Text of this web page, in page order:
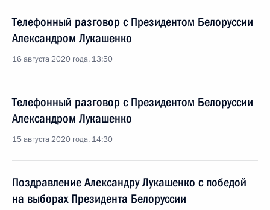
Телефонный разговор с Президентом Белоруссии
Александром Лукашенко
16 августа 2020 года, 13:50
Телефонный разговор с Президентом Белоруссии
Александром Лукашенко
15 августа 2020 года, 14:30
Поздравление Александру Лукашенко с победой
на выборах Президента Белоруссии